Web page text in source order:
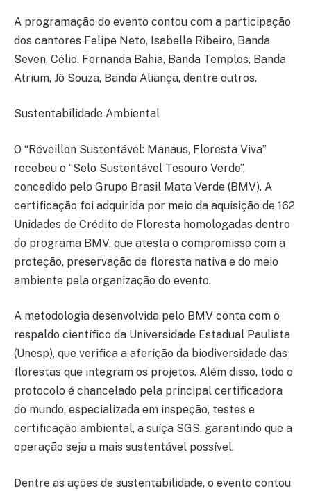
A programação do evento contou com a participação
dos cantores Felipe Neto, Isabelle Ribeiro, Banda
Seven, Célio, Fernanda Bahia, Banda Templos, Banda
Atrium, Jô Souza, Banda Aliança, dentre outros.
Sustentabilidade Ambiental
O “Réveillon Sustentável: Manaus, Floresta Viva”
recebeu o “Selo Sustentável Tesouro Verde”,
concedido pelo Grupo Brasil Mata Verde (BMV). A
certificação foi adquirida por meio da aquisição de 162
Unidades de Crédito de Floresta homologadas dentro
do programa BMV, que atesta o compromisso com a
proteção, preservação de floresta nativa e do meio
ambiente pela organização do evento.
A metodologia desenvolvida pelo BMV conta com o
respaldo científico da Universidade Estadual Paulista
(Unesp), que verifica a aferição da biodiversidade das
florestas que integram os projetos. Além disso, todo o
protocolo é chancelado pela principal certificadora
do mundo, especializada em inspeção, testes e
certificação ambiental, a suíça SGS, garantindo que a
operação seja a mais sustentável possível.
Dentre as ações de sustentabilidade, o evento contou